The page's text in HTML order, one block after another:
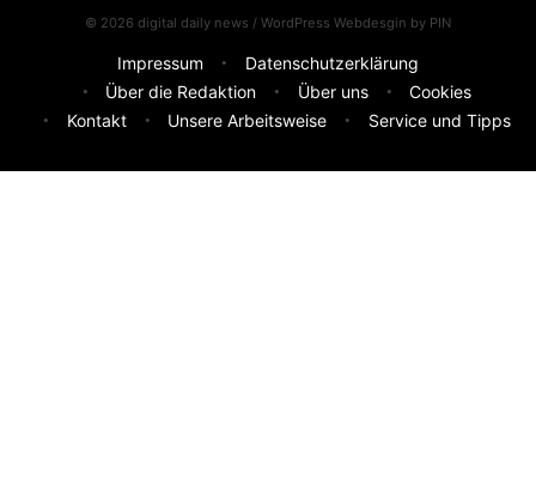
© 2026 digital daily news / WordPress Webdesgin by PIN
Impressum
Datenschutzerklärung
Über die Redaktion
Über uns
Cookies
Kontakt
Unsere Arbeitsweise Service und Tipps